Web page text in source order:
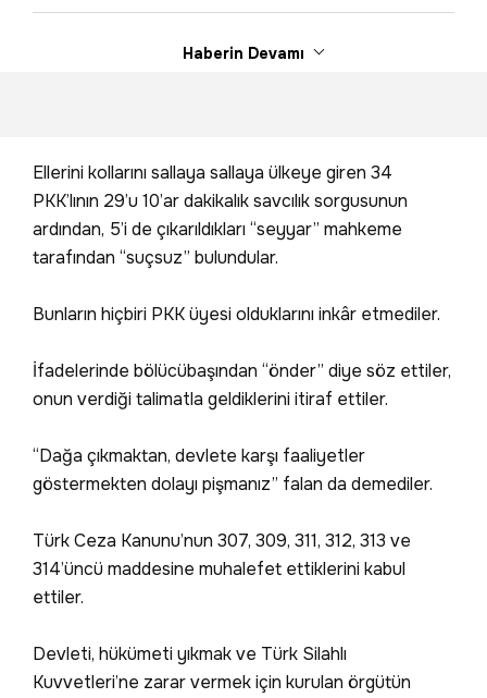
Haberin Devamı
Ellerini kollarını sallaya sallaya ülkeye giren 34
PKK’lının 29’u 10’ar dakikalık savcılık sorgusunun
ardından, 5’i de çıkarıldıkları “seyyar” mahkeme
tarafından “suçsuz” bulundular.
Bunların hiçbiri PKK üyesi olduklarını inkâr etmediler.
İfadelerinde bölücübaşından “önder” diye söz ettiler,
onun verdiği talimatla geldiklerini itiraf ettiler.
“Dağa çıkmaktan, devlete karşı faaliyetler
göstermekten dolayı pişmanız” falan da demediler.
Türk Ceza Kanunu’nun 307, 309, 311, 312, 313 ve
314’üncü maddesine muhalefet ettiklerini kabul
ettiler.
Devleti, hükümeti yıkmak ve Türk Silahlı
Kuvvetleri’ne zarar vermek için kurulan örgütün